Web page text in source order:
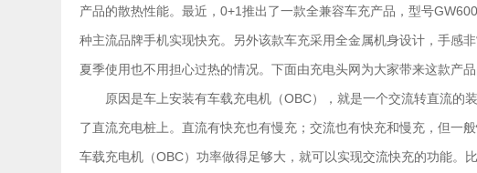
产品的散热性能。最近，0+1推出了一款全兼容车充产品，型号
种主流品牌手机实现快充。另外该款车充采用全金属机身设计，手感
夏季使用也不用担心过热的情况。下面由充电头网为大家带来这款产品
原因是车上安装有车载充电机（OBC），就是一个交流转直流的
了直流充电桩上。直流有快充也有慢充；交流也有快充和慢充，但一
车载充电机（OBC）功率做得足够大，就可以实现交流快充的功能。